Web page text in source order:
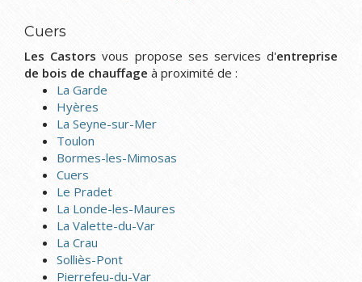
Cuers
Les Castors vous propose ses services d'entreprise
de bois de chauffage à proximité de :
La Garde
Hyères
La Seyne-sur-Mer
Toulon
Bormes-les-Mimosas
Cuers
Le Pradet
La Londe-les-Maures
La Valette-du-Var
La Crau
Solliès-Pont
Pierrefeu-du-Var